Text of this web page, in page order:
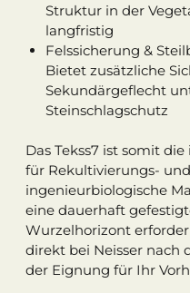
Struktur in der
langfristig
Felssicherung &
Bietet zusätzliche
Sekundärgeflecht
Steinschlagschutz
Das Tekss7 ist somit
für Rekultivierungs- und
ingenieurbiologische
eine dauerhaft
Wurzelhorizont
direkt bei Neisser nach
der Eignung für Ihr